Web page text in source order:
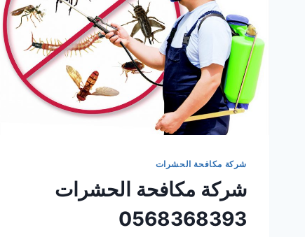
شركة مكافحة الحشرات
شركة مكافحة الحشرات
0568368393